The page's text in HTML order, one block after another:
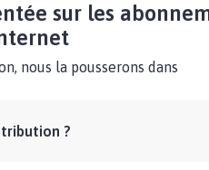
sur les
nous la pousserons dans
?